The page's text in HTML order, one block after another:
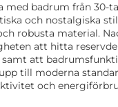
med badrum från 30-
och nostalgiska
robusta material.
att hitta
att
till moderna
och